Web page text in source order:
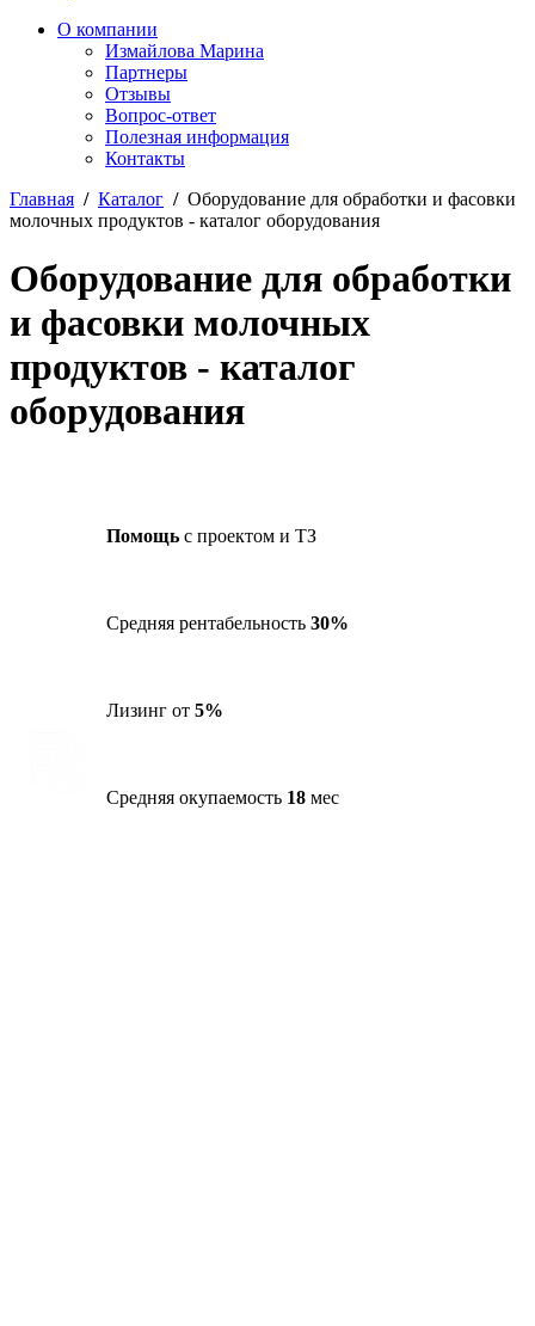
О компании
Измайлова Марина
Партнеры
Отзывы
Вопрос-ответ
Полезная информация
Контакты
Главная / Каталог / Оборудование для обработки и фасовки
молочных продуктов - каталог оборудования
Оборудование для обработки
и фасовки молочных
продуктов - каталог
оборудования
Помощь с проектом и ТЗ
Средняя рентабельность 30%
Лизинг от 5%
Средняя окупаемость 18 мес